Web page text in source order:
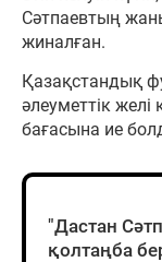
Сәтпаевтың
жиналған.
Қазақстандық
әлеуметтік
бағасына ие
"Дастан
қолтаңба